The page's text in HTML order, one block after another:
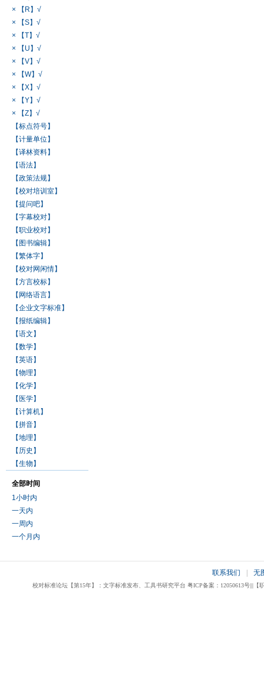
× 【R】√
× 【S】√
× 【T】√
× 【U】√
× 【V】√
× 【W】√
× 【X】√
× 【Y】√
× 【Z】√
【标点符号】
【计量单位】
【译林资料】
【语法】
【政策法规】
【校对培训室】
【提问吧】
【字幕校对】
【职业校对】
【图书编辑】
【繁体字】
【校对网闲情】
【方言校标】
【网络语言】
【企业文字标准】
【报纸编辑】
【语文】
【数学】
【英语】
【物理】
【化学】
【医学】
【计算机】
【拼音】
【地理】
【历史】
【生物】
全部时间
1小时内
一天内
一周内
一个月内
联系我们 无
校对标准论坛【第15年】：文字标准发布、工具书研究平台 粤ICP备案：12050613号|||【